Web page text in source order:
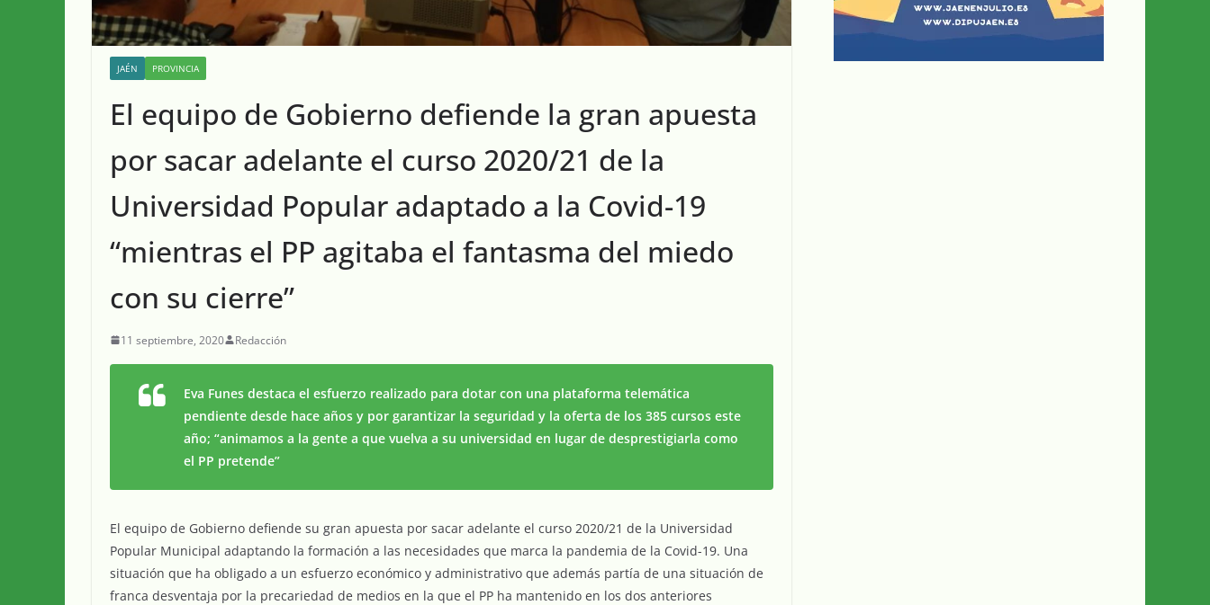
JAÉN PROVINCIA
El equipo de Gobierno defiende la gran apuesta
por sacar adelante el curso 2020/21 de la
Universidad Popular adaptado a la Covid-19
“mientras el PP agitaba el fantasma del miedo
con su cierre”
11 septiembre, 2020 Redacción
Eva Funes destaca el esfuerzo realizado para dotar con una plataforma telemática
pendiente desde hace años y por garantizar la seguridad y la oferta de los 385 cursos este
año; “animamos a la gente a que vuelva a su universidad en lugar de desprestigiarla como
el PP pretende”
El equipo de Gobierno defiende su gran apuesta por sacar adelante el curso 2020/21 de la Universidad
Popular Municipal adaptando la formación a las necesidades que marca la pandemia de la Covid-19. Una
situación que ha obligado a un esfuerzo económico y administrativo que además partía de una situación de
franca desventaja por la precariedad de medios en la que el PP ha mantenido en los dos anteriores